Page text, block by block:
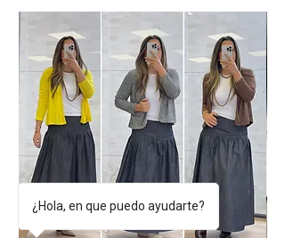
¿Hola, en que puedo ayudarte?